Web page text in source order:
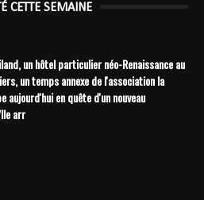
CETTE SEMAINE
un hôtel particulier néo-Renaissance au
un temps annexe de l'association la
aujourd'hui en quête d'un nouveau
arr